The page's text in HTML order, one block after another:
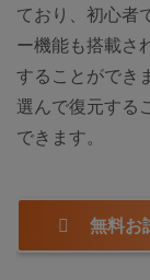
ており、初心者
ー機能も搭載さ
することができ
選んで復元する
できます。
無料お